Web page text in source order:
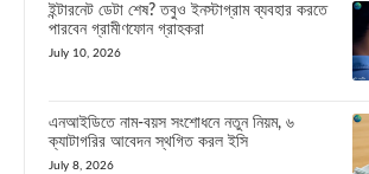
ইন্টারনেট ডেটা শেষ? তবুও ইনস্টাগ্রাম ব্যবহার করতে
পারবেন গ্রামীণফোন গ্রাহকরা
July 10, 2026
এনআইডিতে নাম-বয়স সংশোধনে নতুন নিয়ম, ৬
ক্যাটাগরির আবেদন স্থগিত করল ইসি
July 8, 2026